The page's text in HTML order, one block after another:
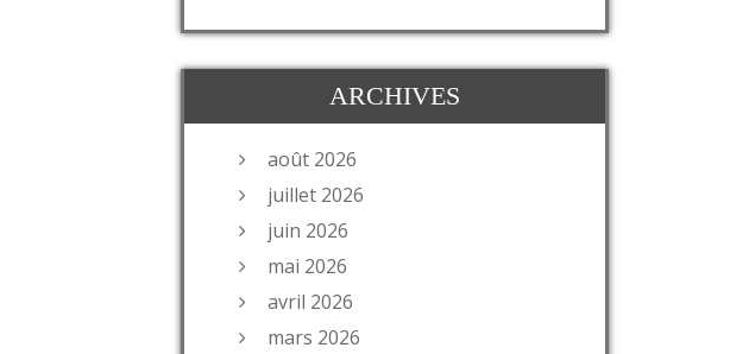
ARCHIVES
août 2026
juillet 2026
juin 2026
mai 2026
avril 2026
mars 2026